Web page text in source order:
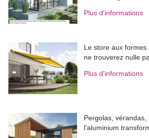
Plus d'informations
Le store aux
ne trouverez nulle
Plus d'informations
Pergolas, vérandas,
l'aluminium